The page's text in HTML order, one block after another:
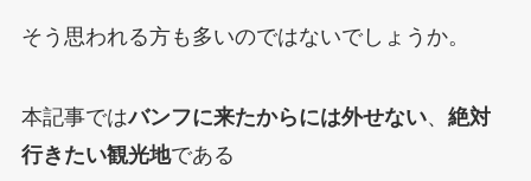
そう思われる方も多いのではないでしょうか。
本記事ではバンフに来たからには外せない、 絶対
行きたい観光地である